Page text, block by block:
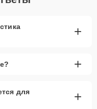
+
+
для
+